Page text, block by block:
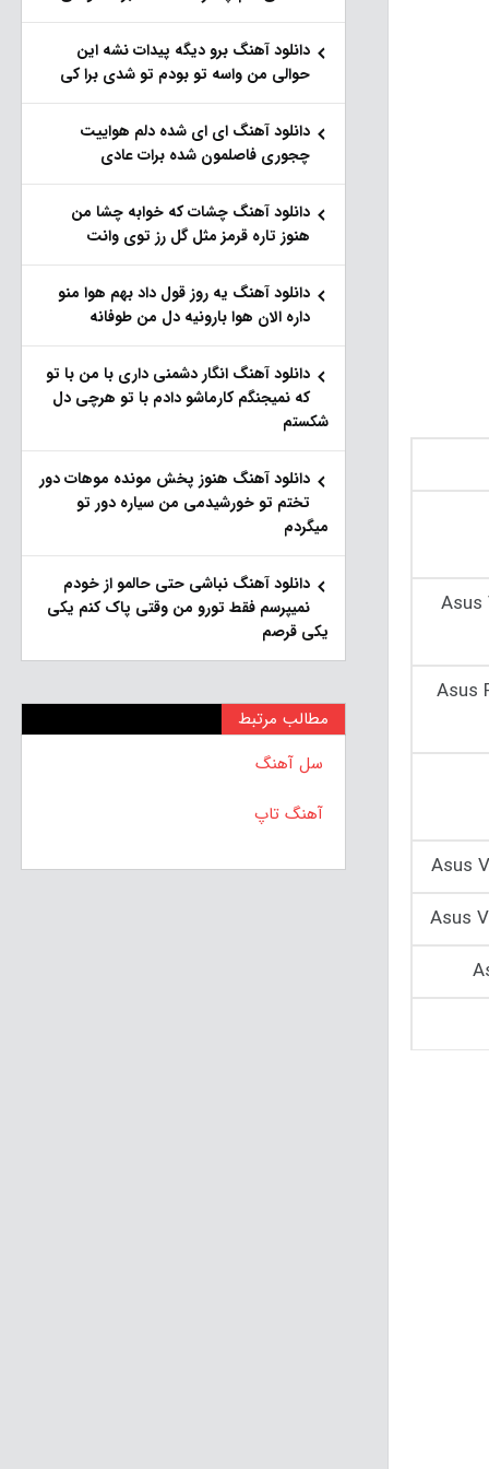
Asus
Asus
Asus
Asus
دانلود آهنگ برو دیگه پیدات نشه این
حوالی من واسه تو‌ بودم تو شدی برا کی
دانلود آهنگ ای ای شده دلم هواییت
چجوری فاصلمون شده برات عادی
دانلود آهنگ چشات که خوابه چشا من
هنوز تاره قرمز مثل گل رز توی وانت
دانلود آهنگ یه روز قول داد بهم هوا منو
داره الان هوا بارونیه دل من طوفانه
دانلود آهنگ انگار دشمنی داری با من با تو
که نمیجنگم کارماشو دادم با تو هرچی دل
شکستم
دانلود آهنگ هنوز پخش مونده موهات دور
تختم تو خورشیدمی من سیاره دور تو
میگردم
دانلود آهنگ نباشی حتی حالمو از خودم
نمیپرسم فقط تورو من وقتی پاک کنم یکی
یکی قرصم
مطالب مرتبط
سل آهنگ
آهنگ تاپ